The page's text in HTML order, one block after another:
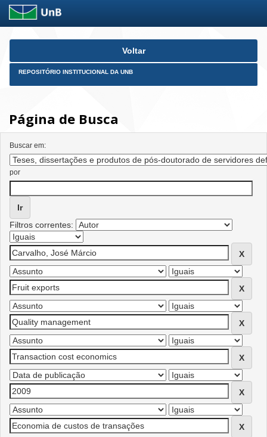
Skip
Voltar
REPOSITÓRIO INSTITUCIONAL DA UNB
Página de Busca
Buscar em:
por
Filtros correntes: